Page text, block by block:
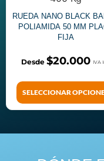
RUEDA NANO BLACK
POLIAMIDA 50 MM
FIJA
$20.000
SELECCIONAR